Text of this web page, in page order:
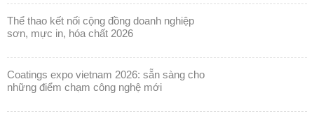
thể thao kết nối cộng đồng doanh nghiệp
sơn, mực in, hóa chất 2026
coatings expo vietnam 2026: sẵn sàng cho
những điểm chạm công nghệ mới